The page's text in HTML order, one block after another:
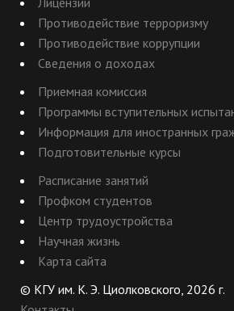
Противодействие терроризму
Противодействие коррупции
Сведения о доходах
Приемная комиссия
Программы вступительных
Информация для иностранных
Подготовительные курсы
Расписание занятий
Профком студентов
Центр трудоустройства
Научная жизнь
Карта сайта
© КГУ им. К. Э. Циолковского, 2026 г.